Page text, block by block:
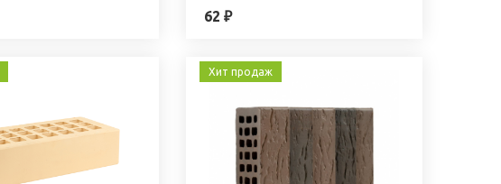
62 ₽
Хит продаж